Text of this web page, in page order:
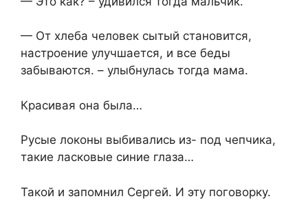
— От хлеба человек сытый становится,
настроение улучшается, и все беды
забываются. – улыбнулась тогда мама.
Красивая она была…
Русые локоны выбивались из- под чепчика,
такие ласковые синие глаза…
Такой и запомнил Сергей. И эту поговорку.